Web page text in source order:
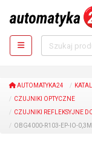
AUTOMATYKA24
CZUJNIKI OPTYCZNE
CZUJNIKI REFLEKSYJNE
OBG4000-R103-EP-IO-